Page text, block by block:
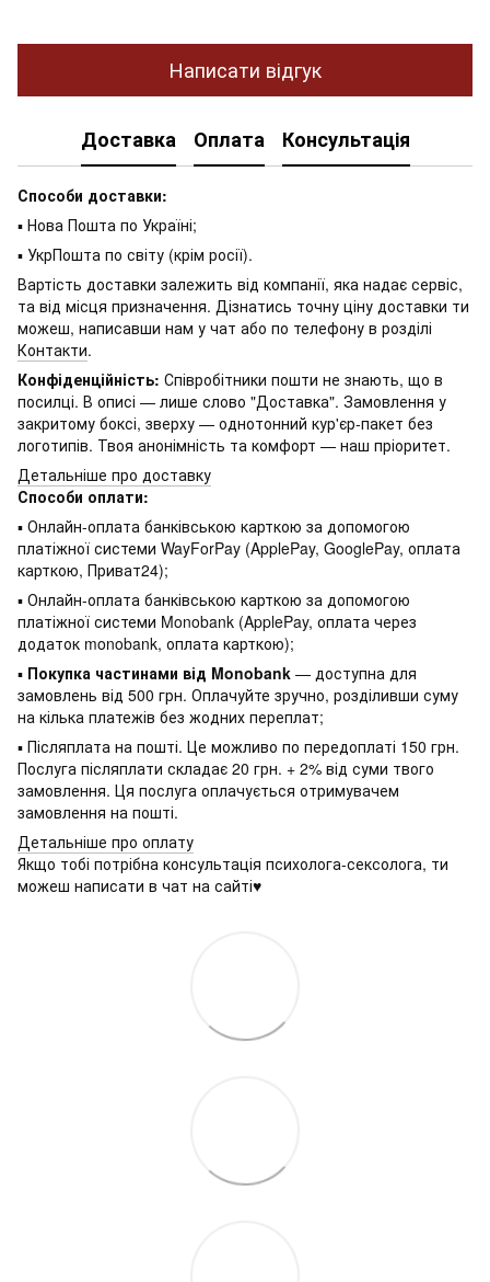
Написати відгук
Доставка Оплата Консультація
Способи доставки:
▪ Нова Пошта по Україні;
▪ УкрПошта по світу (крім росії).
Вартість доставки залежить від компанії, яка надає сервіс,
та від місця призначення. Дізнатись точну ціну доставки ти
можеш, написавши нам у чат або по телефону в розділі
Контакти.
Конфіденційність: Співробітники пошти не знають, що в
посилці. В описі — лише слово "Доставка". Замовлення у
закритому боксі, зверху — однотонний кур'єр-пакет без
логотипів. Твоя анонімність та комфорт — наш пріоритет.
Детальніше про доставку
Способи оплати:
▪ Онлайн-оплата банківською карткою за допомогою
платіжної системи WayForPay (ApplePay, GooglePay, оплата
карткою, Приват24);
▪ Онлайн-оплата банківською карткою за допомогою
платіжної системи Monobank (ApplePay, оплата через
додаток monobank, оплата карткою);
▪ Покупка частинами від Monobank — доступна для
замовлень від 500 грн. Оплачуйте зручно, розділивши суму
на кілька платежів без жодних переплат;
▪ Післяплата на пошті. Це можливо по передоплаті 150 грн.
Послуга післяплати складає 20 грн. + 2% від суми твого
замовлення. Ця послуга оплачується отримувачем
замовлення на пошті.
Детальніше про оплату
Якщо тобі потрібна консультація психолога-сексолога, ти
можеш написати в чат на сайті♥